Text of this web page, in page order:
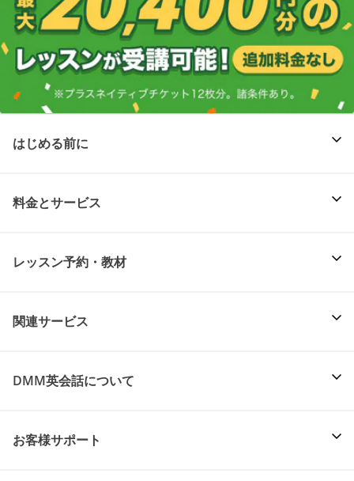
はじめる前に
料金とサービス
レッスン予約・教材
関連サービス
DMM英会話について
お客様サポート